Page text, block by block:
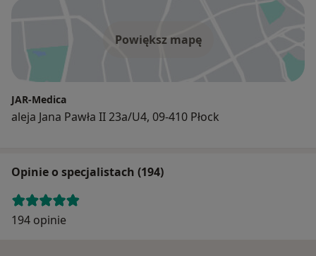
Powiększ mapę
JAR-Medica
aleja Jana Pawła II 23a/U4, 09-410 Płock
Opinie o specjalistach (194)
194 opinie